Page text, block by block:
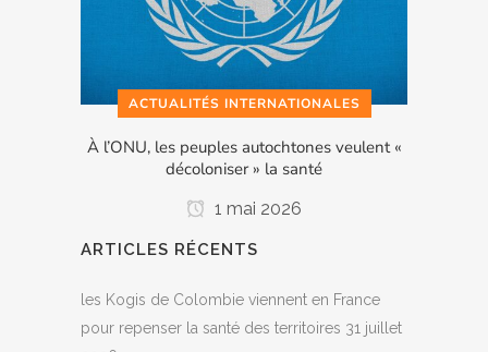
ACTUALITÉS INTERNATIONALES
À l’ONU, les peuples autochtones veulent «
décoloniser » la santé
1 mai 2026
ARTICLES RÉCENTS
les Kogis de Colombie viennent en France
pour repenser la santé des territoires 31 juillet